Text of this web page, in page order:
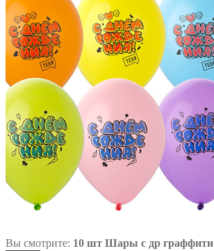
Вы смотрите: 10 шт Шары с др граффити